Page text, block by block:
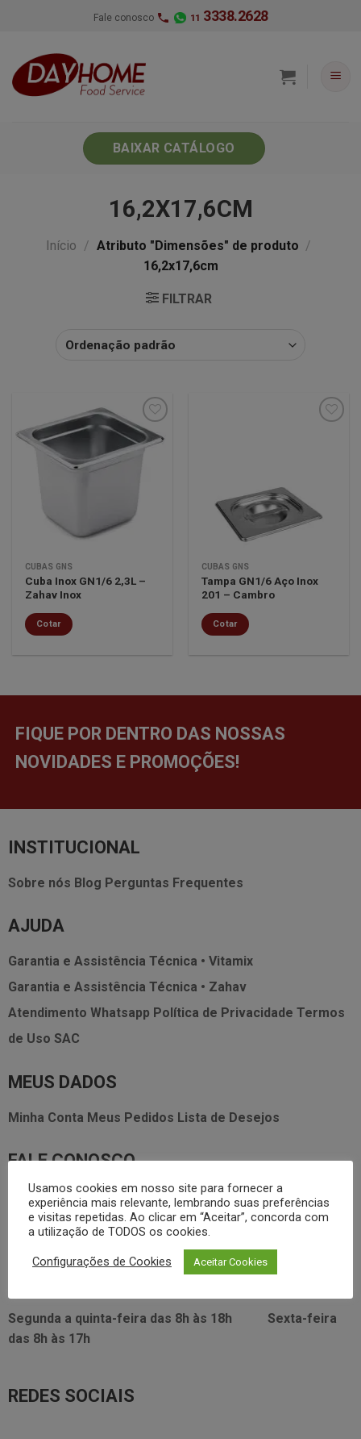
Fale conosco 11 3338.2628
BAIXAR CATÁLOGO
16,2X17,6CM
Início / Atributo "Dimensões" de produto /
16,2x17,6cm
FILTRAR
CUBAS GNS
Cuba Inox GN1/6 2,3L –
Zahav Inox
Cotar
desejos
CUBAS GNS
Tampa GN1/6 Aço Inox
201 – Cambro
Cotar
FIQUE POR DENTRO DAS NOSSAS
NOVIDADES E PROMOÇÕES!
INSTITUCIONAL
Sobre nós Blog Perguntas Frequentes
AJUDA
Garantia e Assistência Técnica • Vitamix
Garantia e Assistência Técnica • Zahav
Atendimento Whatsapp Política de Privacidade Termos
de Uso SAC
MEUS DADOS
Minha Conta Meus Pedidos Lista de Desejos
FALE CONOSCO
3338.2628
foodservice@dayhome.com.br
Atendimento Whatsapp
VISITE NOSSO SHOWRROM:
Segunda a quinta-feira das 8h às 18h
Sexta-feira
das 8h às 17h
REDES SOCIAIS
Usamos cookies em nosso site para fornecer a
experiência mais relevante, lembrando suas preferências
e visitas repetidas. Ao clicar em “Aceitar”, concorda com
a utilização de TODOS os cookies.
Configurações de Cookies Aceitar Cookies